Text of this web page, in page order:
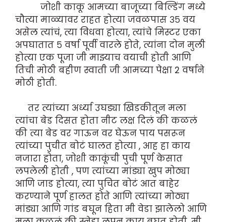
जोशी काकू आमच्या बाजूच्या बिल्डिंग मध्ये
चौत्या माळ्यावर राहत होत्या जवळपास ३५ वय
असेल त्यांचं, त्या विधवा होत्या, त्यांचे मिस्टर एका
अपघातात ५ वर्षा पूर्वी वारले होते, त्यांना दोन मुली
होत्या एक पूजा जी माझ्याच वयाची होती आणि
तिची मोठी बहीण स्वाती जी आमच्या पेक्षा 2 वर्षाने
मोठी होती.
तर त्यांच्या अर्ध्या उघड्या खिडकीतून मला
त्यांचा बेड दिसत होता नीट लक्ष दिलं की कळलं
की त्या बेड वर गाऊन वर घेऊन पाय पसरून
त्यांच्या पुचीत बोटं घालत होत्या , आह हा काय
नजारा होता, जोशी काकूंची पुची पूर्ण केसात
लपलेली होती , पण त्यांच्या मांड्या खुप मोठ्या
आणि जाड होत्या, त्या पुचित बोटं आत बाहेर
करण्याने पूर्ण हालत होते आणि त्यांच्या मोठ्या
मांड्या आणि गांड बघून हिता मी वेडा झालेलो आणि